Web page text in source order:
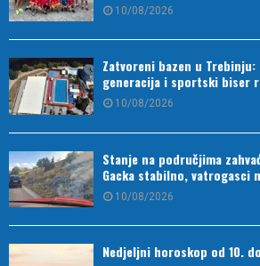
10/08/2026
Zatvoreni bazen u Trebinju:
generacija i sportski biser
10/08/2026
Stanje na područjima
Gacka stabilno, vatrogasci
10/08/2026
Nedjeljni horoskop od 10.